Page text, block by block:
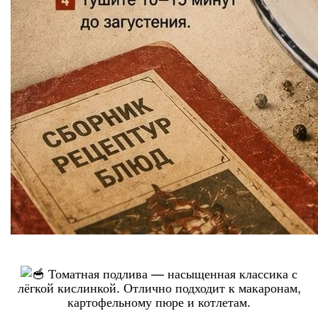
Томатная подлива — насыщенная классика с
лёгкой кислинкой. Отлично подходит к макаронам,
картофельному пюре и котлетам.